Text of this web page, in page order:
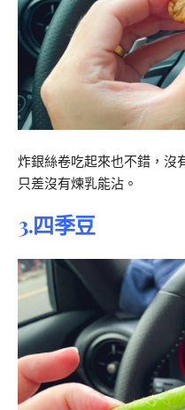
炸銀絲卷吃起來也不錯，沒
只差沒有煉乳能沾。
3.四季豆